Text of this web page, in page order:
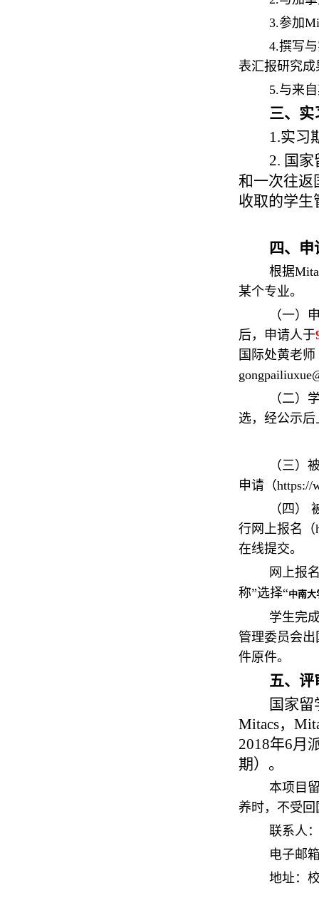
3.参加
4.撰写
表汇报研究成
5.与来
三、实
1.实习
2. 国
和一次往返
收取的学
四、
根据
某个专业。
（一）
后，申请人于
国际处黄老
（二）
选，经公示
（三）
申请（https://
（四）
行网上报名（
在线提交。
网上报
称”选择“中南大
学生完
管理委员会
件原件。
五、评
国家
Mitacs，
2018年6月
期）。
本项目
养时，不受
联系人
电子邮
地址：